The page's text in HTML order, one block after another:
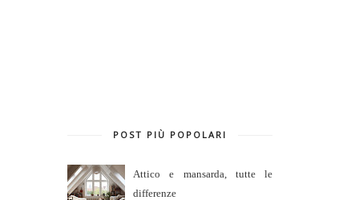
POST PIÙ POPOLARI
Attico e mansarda, tutte le
differenze